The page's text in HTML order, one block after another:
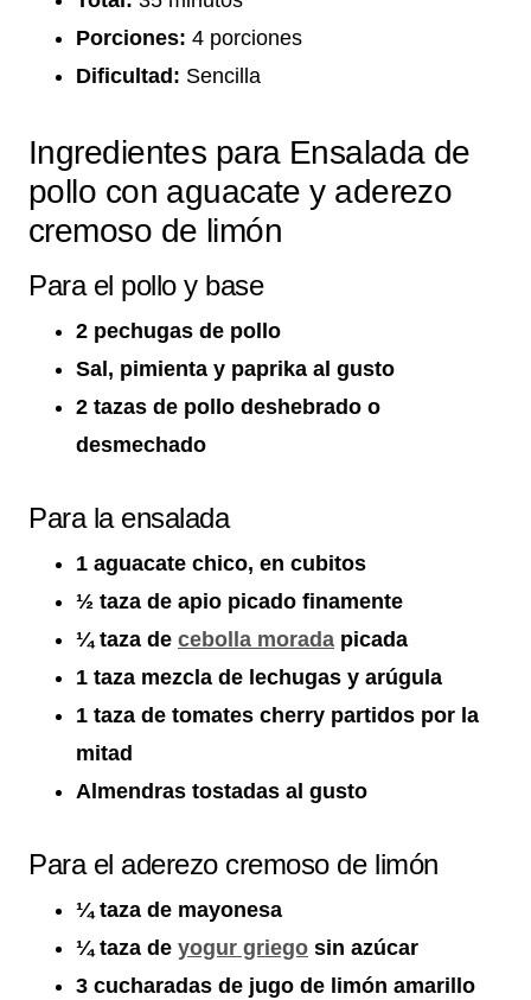
Porciones: 4 porciones
Dificultad: Sencilla
Ingredientes para Ensalada de
pollo con aguacate y aderezo
cremoso de limón
Para el pollo y base
2 pechugas de pollo
Sal, pimienta y paprika al gusto
2 tazas de pollo deshebrado o
desmechado
Para la ensalada
1 aguacate chico, en cubitos
½ taza de apio picado finamente
¼ taza de cebolla morada picada
1 taza mezcla de lechugas y arúgula
1 taza de tomates cherry partidos por la
mitad
Almendras tostadas al gusto
Para el aderezo cremoso de limón
¼ taza de mayonesa
¼ taza de yogur griego sin azúcar
3 cucharadas de jugo de limón amarillo